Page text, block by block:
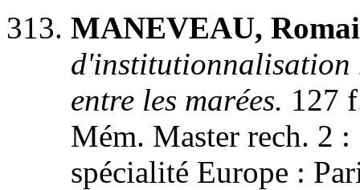
MANEVEAU,
d'institutionnalisation
entre les marées. 127
Mém. Master rech. 2 :
spécialité Europe :